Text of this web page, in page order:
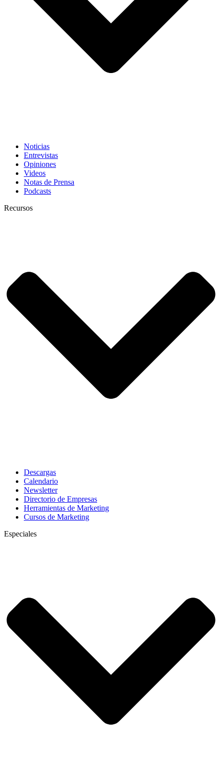
Noticias
Entrevistas
Opiniones
Videos
Notas de Prensa
Podcasts
Recursos
Descargas
Calendario
Newsletter
Directorio de Empresas
Herramientas de Marketing
Cursos de Marketing
Especiales